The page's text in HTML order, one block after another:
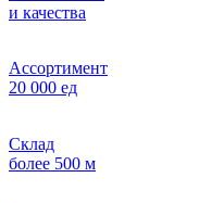
и качества
Ассортимент
20 000 ед
Склад
более 500 м